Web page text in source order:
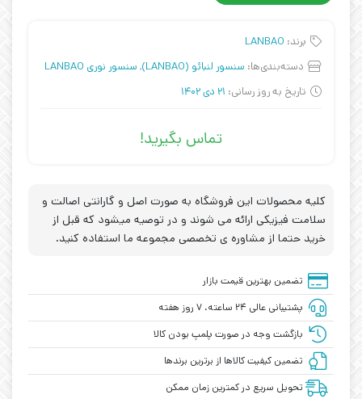
برند: LANBAO
دسته‌بندی‌ها: سنسور لنبائو (LANBAO) , سنسور نوری LANBAO
تاریخ به روز رسانی: 21 دی 1402
تماس بگیرید!
کلیه محصولات این فروشگاه به صورت اصل و گارانتی اصالت و
سلامت فیزیکی ارائه می شوند و در توصیه میشود که قبل از
خرید حتما از مشاوره ی تخصصی مجموعه ما استفاده کنید.
تضمین بهترین قیمت بازار
پشتیبانی عالی ۲۴ ساعته، ۷ روز هفته
بازگشت وجه در صورت پلمپ بودن کالا
تضمین کیفیت کالاها از برترین برندها
تحویل سریع در کمترین زمان ممکن